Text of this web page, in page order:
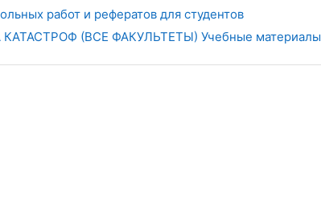
работ и рефератов для студентов
(ВСЕ ФАКУЛЬТЕТЫ) Учебные материалы